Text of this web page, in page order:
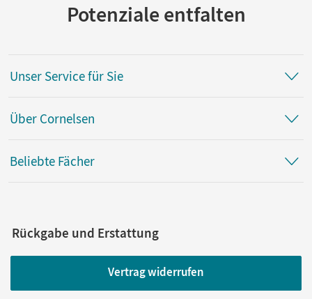
Potenziale entfalten
Unser Service für Sie
Über Cornelsen
Beliebte Fächer
Rückgabe und Erstattung
Vertrag widerrufen